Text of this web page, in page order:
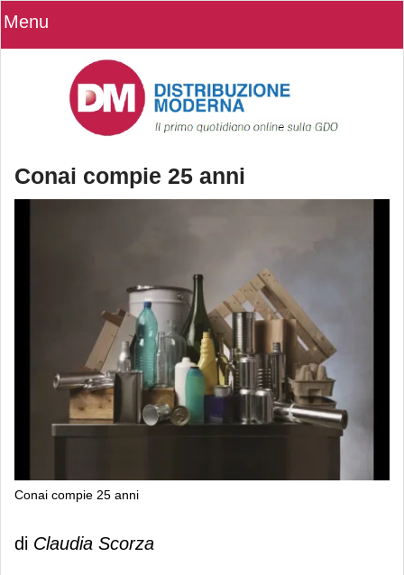
Menu
Conai compie 25 anni
Conai compie 25 anni
Conai compie 25 anni
di Claudia Scorza